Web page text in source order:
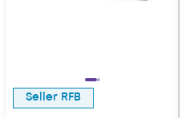
Seller RFB